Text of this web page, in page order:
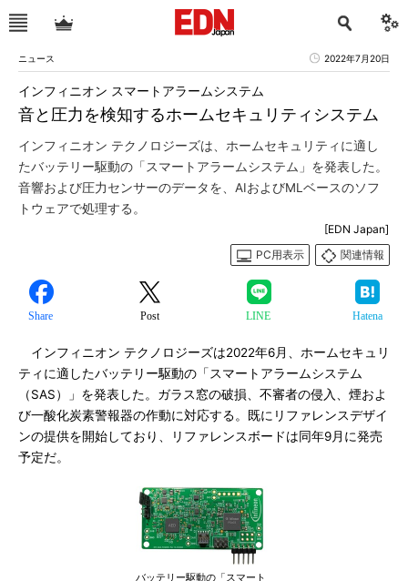
ニュース 2022年7月20日
音と圧力を検知するホームセキュリティシステム
インフィニオン スマートアラームシステム
インフィニオン テクノロジーズは、ホームセキュリティに適し
たバッテリー駆動の「スマートアラームシステム」を発表した。
音響および圧力センサーのデータを、AIおよびMLベースのソフ
トウェアで処理する。
[EDN Japan]
PC用表示
関連情報
Share Post LINE Hatena
インフィニオン テクノロジーズは2022年6月、ホームセキュリ
ティに適したバッテリー駆動の「スマートアラームシステム
（SAS）」を発表した。ガラス窓の破損、不審者の侵入、煙およ
び一酸化炭素警報器の作動に対応する。既にリファレンスデザイ
ンの提供を開始しており、リファレンスボードは同年9月に発売
予定だ。
バッテリー駆動の「スマート